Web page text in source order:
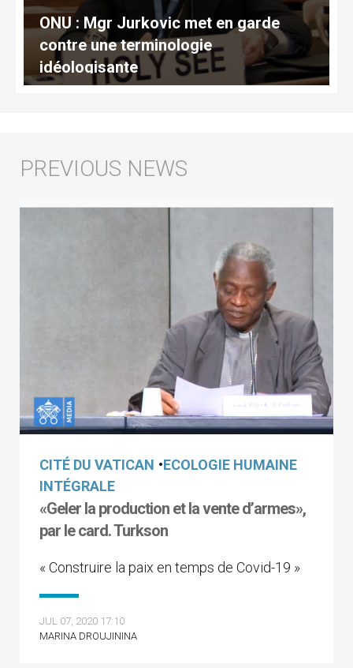
ONU : Mgr Jurkovic met en garde
contre une terminologie
idéologisante
CITÉ DU VATICAN •ECOLOGIE HUMAINE
INTÉGRALE
«Geler la production et la vente d’armes»,
par le card. Turkson
« Construire la paix en temps de Covid-19 »
JUL 07, 2020 17:10
MARINA DROUJININA